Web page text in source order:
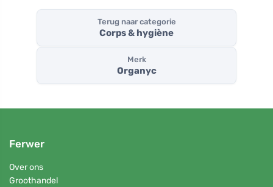
Terug naar categorie
Corps & hygiène
Merk
Organyc
Ferwer
Over ons
Groothandel